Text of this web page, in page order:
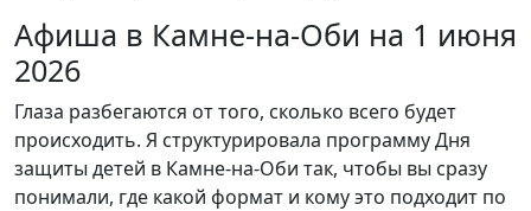
Афиша в Камне-на-Оби на 1 июня
2026
Глаза разбегаются от того, сколько всего будет
происходить. Я структурировала программу Дня
защиты детей в Камне-на-Оби так, чтобы вы сразу
понимали, где какой формат и кому это подходит по